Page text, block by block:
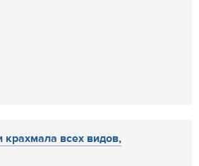
крахмала всех видов,